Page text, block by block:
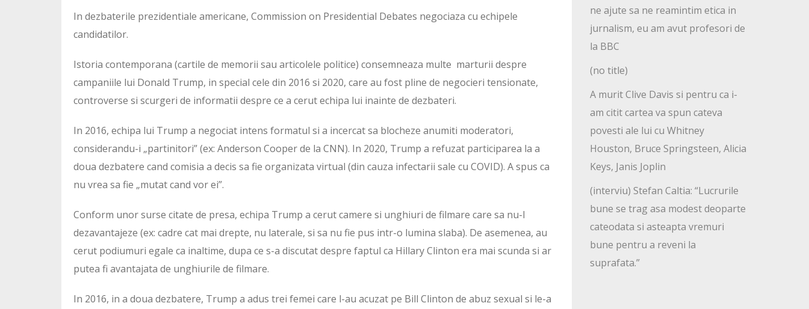
In dezbaterile prezidentiale americane, Commission on Presidential Debates negociaza cu echipele
candidatilor.
Istoria contemporana (cartile de memorii sau articolele politice) consemneaza multe marturii despre
campaniile lui Donald Trump, in special cele din 2016 si 2020, care au fost pline de negocieri tensionate,
controverse si scurgeri de informatii despre ce a cerut echipa lui inainte de dezbateri.
In 2016, echipa lui Trump a negociat intens formatul si a incercat sa blocheze anumiti moderatori,
considerandu-i „partinitori” (ex: Anderson Cooper de la CNN). In 2020, Trump a refuzat participarea la a
doua dezbatere cand comisia a decis sa fie organizata virtual (din cauza infectarii sale cu COVID). A spus ca
nu vrea sa fie „mutat cand vor ei”.
Conform unor surse citate de presa, echipa Trump a cerut camere si unghiuri de filmare care sa nu-l
dezavantajeze (ex: cadre cat mai drepte, nu laterale, si sa nu fie pus intr-o lumina slaba). De asemenea, au
cerut podiumuri egale ca inaltime, dupa ce s-a discutat despre faptul ca Hillary Clinton era mai scunda si ar
putea fi avantajata de unghiurile de filmare.
In 2016, in a doua dezbatere, Trump a adus trei femei care l-au acuzat pe Bill Clinton de abuz sexual si le-a
ne ajute sa ne reamintim etica in
jurnalism, eu am avut profesori de
la BBC
(no title)
A murit Clive Davis si pentru ca i-
am citit cartea va spun cateva
povesti ale lui cu Whitney
Houston, Bruce Springsteen, Alicia
Keys, Janis Joplin
(interviu) Stefan Caltia: “Lucrurile
bune se trag asa modest deoparte
cateodata si asteapta vremuri
bune pentru a reveni la
suprafata.”